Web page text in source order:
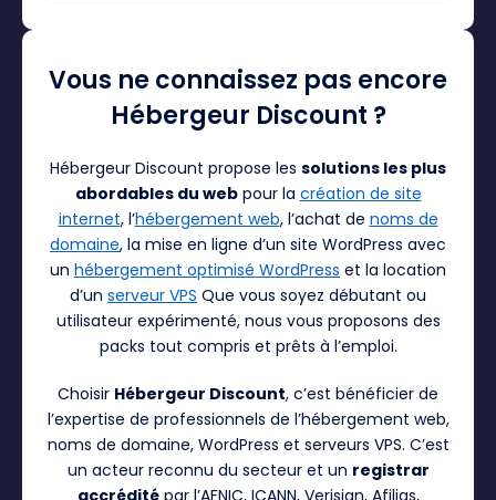
Vous ne connaissez pas encore
Hébergeur Discount ?
Hébergeur Discount propose les solutions les plus
abordables du webpour la création de site
internet, l’hébergement web, l’achat de noms de
domaine, la mise en ligne d’un site WordPress avec
un hébergement optimisé WordPress et la location
d’un serveur VPS Que vous soyez débutant ou
utilisateur expérimenté, nous vous proposons des
packs tout compris et prêts à l’emploi.
Choisir Hébergeur Discount, c’est bénéficier de
l’expertise de professionnels de l’hébergement web,
noms de domaine, WordPress et serveurs VPS. C’est
un acteur reconnu du secteur et un registrar